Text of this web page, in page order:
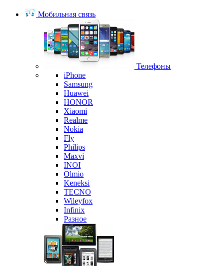
Мобильная связь
Телефоны
iPhone
Samsung
Huawei
HONOR
Xiaomi
Realme
Nokia
Fly
Philips
Maxvi
INOI
Olmio
Keneksi
TECNO
Wileyfox
Infinix
Разное